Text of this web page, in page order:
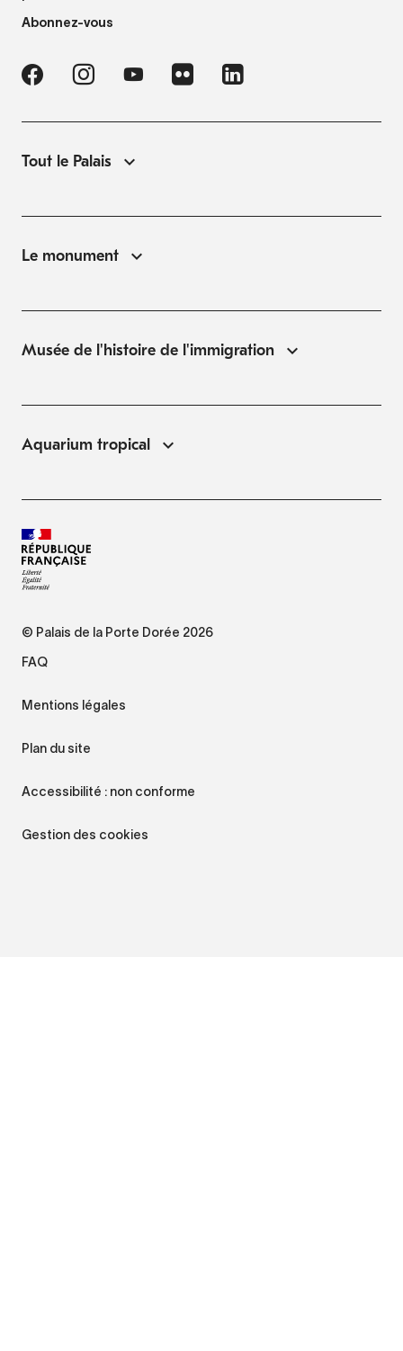
Abonnez-vous
Tout le Palais
Le monument
Musée de l'histoire de l'immigration
Aquarium tropical
© Palais de la Porte Dorée 2026
FAQ
Mentions légales
Plan du site
Accessibilité : non conforme
Gestion des cookies